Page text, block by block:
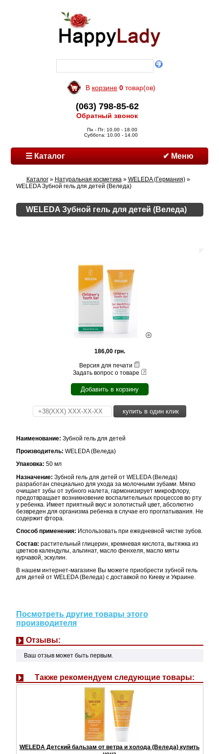
В корзине 0 товар(ов)
(063) 798-85-62
Обратный звонок
Пн - Пт: 10.00 - 18.00
Суббота: 10.00 - 14.00
☰ Каталог ✔ Меню
Каталог» Натуральная косметика» WELEDA (Германия)»
WELEDA Зубной гель для детей (Веледа)
WELEDA Зубной гель для детей (Веледа)
186,00 грн.
Версия для печати
Задать вопрос о товаре
Добавить в корзину
купить в один клик
Наименование: Зубной гель для детей
Производитель: WELEDA (Веледа)
Упаковка: 50 мл
Назначение: Зубной гель для детей от WELEDA (Веледа)
разработан специально для ухода за молочными зубами. Мягко
очищает зубы от зубного налета, гармонизирует микрофлору,
предотвращает возникновение воспалительных процессов во рту
у ребенка. Имеет приятный вкус и золотистый цвет, абсолютно
безвреден для организма ребенка в случае его проглатывания. Не
содержит фтора.
Способ применения: Использовать при ежедневной чистке зубов.
Состав: растительный глицерин, кремневая кислота, вытяжка из
цветков календулы, альгинат, масло фенхеля, масло мяты
курчавой, эскулин.
В нашем интернет-магазине Вы можете приобрести зубной гель
для детей от WELEDA (Веледа) с доставкой по Киеву и Украине.
Посмотреть другие товары этого
производителя
Отзывы:
Ваш отзыв может быть первым.
Также рекомендуем следующие товары:
WELEDA Детский бальзам от ветра и холода (Веледа) купить